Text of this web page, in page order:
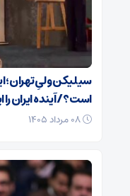
است؟ / آینده ایران